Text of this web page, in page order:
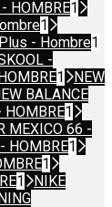
HOMBRE1
1
- Hombre1
-
1
NEW
BALANCE
HOMBRE1
MEXICO 66 -
HOMBRE1
1
1
NIKE